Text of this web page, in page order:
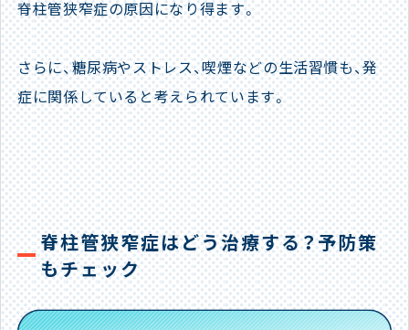
脊柱管狭窄症の原因になり得ます。
さらに、糖尿病やストレス、喫煙などの生活習慣も、発
症に関係していると考えられています。
脊柱管狭窄症はどう治療する？予防策
もチェック